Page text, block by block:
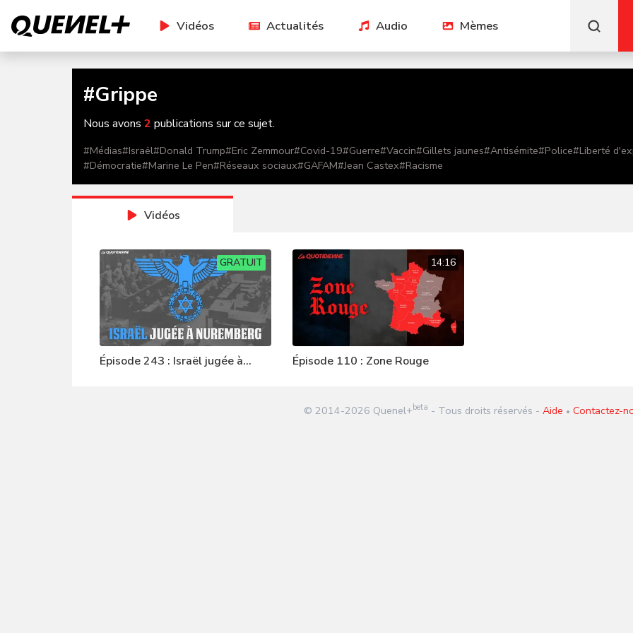
Vidéos Actualités Audio Mèmes
#Grippe
Nous avons 2 publications sur ce sujet.
#Médias#Israël#Donald Trump#Eric Zemmour#Covid-19#Guerre#Vaccin#Gillets jaunes#Antisémite#Police#Liberté
#Démocratie#Marine Le Pen#Réseaux sociaux#GAFAM#Jean Castex#Racisme
Vidéos
GRATUIT
Épisode 243 : Israël jugée à
14:16
Épisode 110 : Zone Rouge
© 2014-2026 Quenel+beta - Tous droits réservés - Aide • Contactez-